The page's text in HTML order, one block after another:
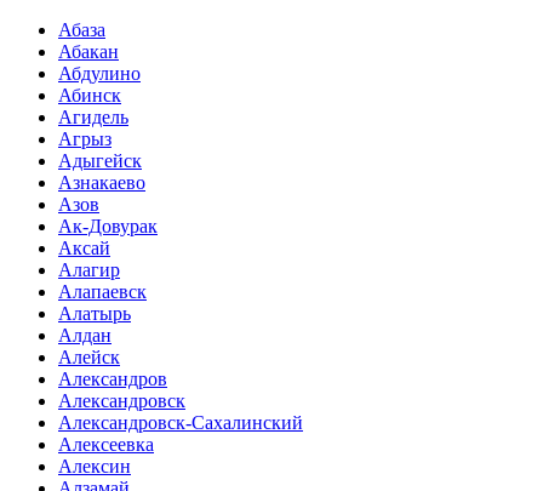
Абаза
Абакан
Абдулино
Абинск
Агидель
Агрыз
Адыгейск
Азнакаево
Азов
Ак-Довурак
Аксай
Алагир
Алапаевск
Алатырь
Алдан
Алейск
Александров
Александровск
Александровск-Сахалинский
Алексеевка
Алексин